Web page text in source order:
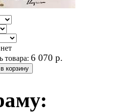
нет
товара: 6 070 р.